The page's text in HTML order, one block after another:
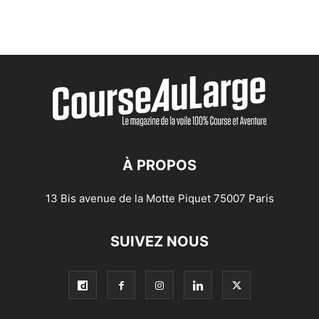
À PROPOS
13 Bis avenue de la Motte Piquet 75007 Paris
SUIVEZ NOUS